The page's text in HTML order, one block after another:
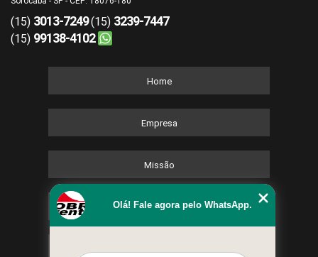
(15) 3013-7249(15) 3239-7447
(15) 99138-4102
Home
Empresa
Missão
Serviços
Olá! Fale agora pelo WhatsApp.